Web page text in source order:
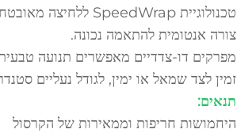
טכנולוגיית SpeedWrap ללחיצה מאובטחת על מפרק הקרסול.
צורה אנטומית להתאמה נכונה.
מפרקים דו-צדדיים מאפשרים תנועה
זמין לצד שמאל או ימין, לגודל נעליים
תנאים:
היחמושות חריפות וממאירות של הקרסול